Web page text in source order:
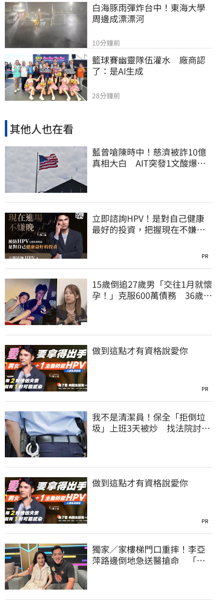
白海豚雨彈炸台中！東海大學
周邊成漂漂河
10分鐘前
籃球賽幽靈隊伍灌水　廠商認
了：是AI生成
28分鐘前
其他人也在看
藍曾嗆陳時中！慈濟被詐10億
真相大白 AIT突發1文酸爆…
立即諮詢HPV！是對自己健康
最好的投資，把握現在不嫌
PR
15歲倒追27歲男「交往1月就懷
孕！」克服600萬債務 36歲美
做到這點才有資格說愛你
PR
我不是清潔員！保全「拒倒垃
圾」上班3天被炒 找法院討公
做到這點才有資格說愛你
PR
獨家／家樓梯門口重摔！李亞
萍路邊倒地急送醫搶命 「最